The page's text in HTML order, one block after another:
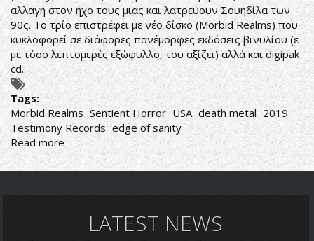
αλλαγή στον ήχο τους μιας και λατρεύουν Σουηδίλα των
90ς. Το τρίο επιστρέφει με νέο δίσκο (Morbid Realms) που
κυκλοφορεί σε διάφορες πανέμορφες εκδόσεις βινυλίου (ε
με τόσο λεπτομερές εξώφυλλο, του αξίζει) αλλά και digipak
cd.
Tags:
Morbid Realms Sentient Horror USA death metal 2019
Testimony Records edge of sanity
Read moreabout
ΣΟΥΗΔΙΛΑ
ΕΞΕΡΧΟΜΕΝΗ
LATEST NEWS